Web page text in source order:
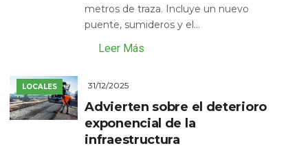
metros de traza. Incluye un nuevo
puente, sumideros y el...
Leer Más
LOCALES 31/12/2025
Advierten sobre el deterioro
exponencial de la
infraestructura